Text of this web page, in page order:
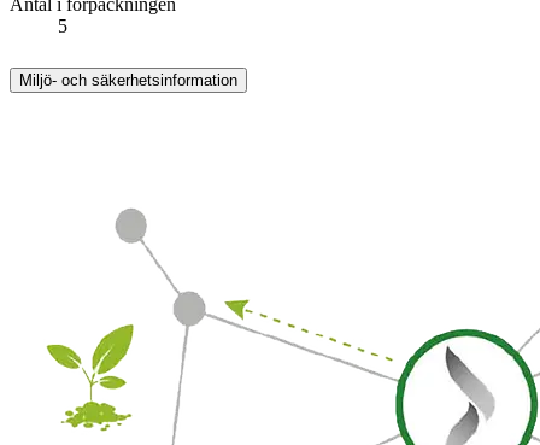
5
Miljö- och säkerhetsinformation